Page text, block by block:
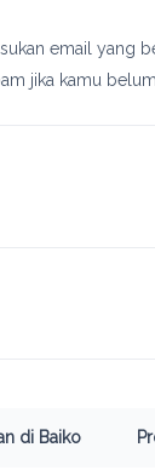
email yang
jika kamu
di Baiko